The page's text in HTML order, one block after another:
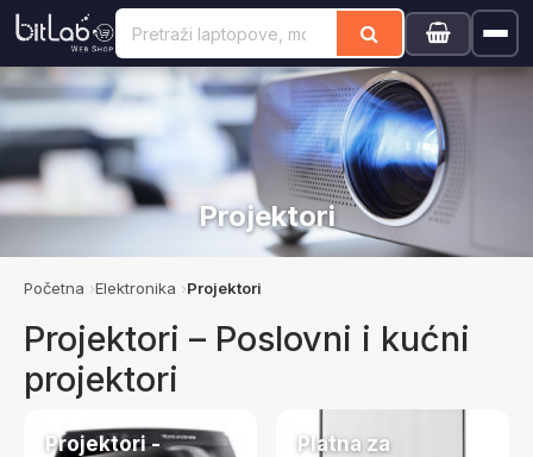
Projektori
Početna Elektronika Projektori
Projektori – Poslovni i kućni
projektori
Projektori -
Platna za